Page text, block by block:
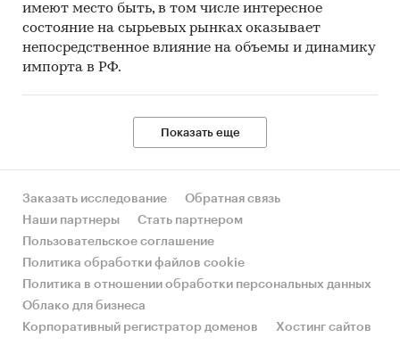
имеют место быть, в том числе интересное
состояние на сырьевых рынках оказывает
непосредственное влияние на объемы и динамику
импорта в РФ.
Показать еще
Заказать исследование
Обратная связь
Наши партнеры
Стать партнером
Пользовательское соглашение
Политика обработки файлов cookie
Политика в отношении обработки персональных данных
Облако для бизнеса
Корпоративный регистратор доменов
Хостинг сайтов